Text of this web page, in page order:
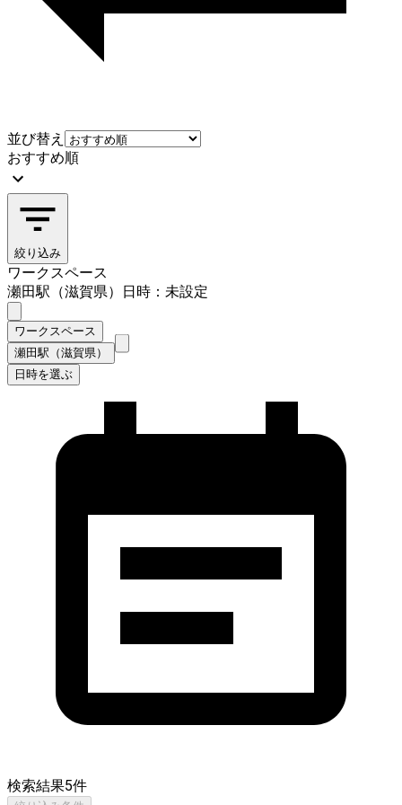
並び替え
おすすめ順
絞り込み
ワークスペース
瀬田駅（滋賀県）
日時：未設定
ワークスペース
瀬田駅（滋賀県）
日時を選ぶ
検索結果5件